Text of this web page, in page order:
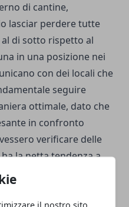
il nostro sito
di cantine,
lasciar perdere tutte
di sotto rispetto al
in una posizione nei
con dei locali che
seguire
ottimale, dato che
in confronto
verificare delle
la netta tendenza a
di pozza da cui,